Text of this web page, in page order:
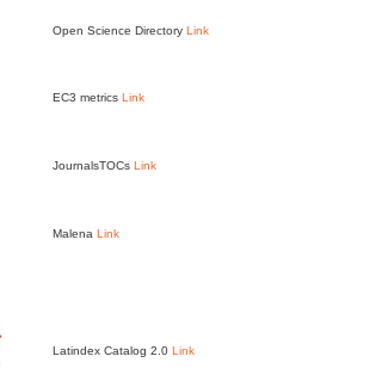
Open Science DirectoryLink
EC3 metricsLink
JournalsTOCsLink
MalenaLink
Latindex Catalog 2.0Link